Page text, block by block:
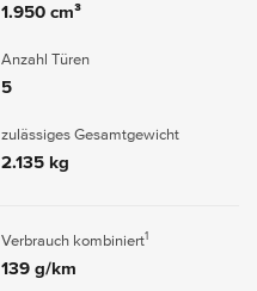
1.950 cm³
Anzahl Türen
5
zulässiges Gesamtgewicht
2.135 kg
Verbrauch kombiniert1
139 g/km